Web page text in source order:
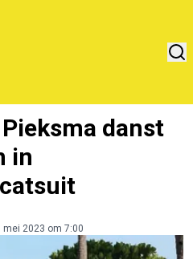
danst
in
mei 2023 om 7:00